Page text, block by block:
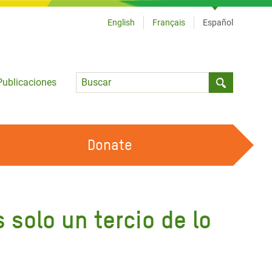
Language
English Français Español
HAZ VOLUNTARIADO
Donate
solo un tercio de lo